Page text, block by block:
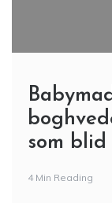
som
4 Min Reading